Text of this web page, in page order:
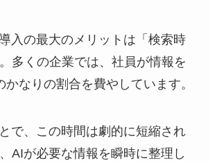
入の最大のメリットは「検索時
多くの企業では、社員が情報を
なりの割合を費やしています。
で、この時間は劇的に短縮され
AIが必要な情報を瞬時に整理し